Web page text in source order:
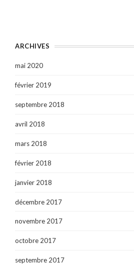
ARCHIVES
mai 2020
février 2019
septembre 2018
avril 2018
mars 2018
février 2018
janvier 2018
décembre 2017
novembre 2017
octobre 2017
septembre 2017